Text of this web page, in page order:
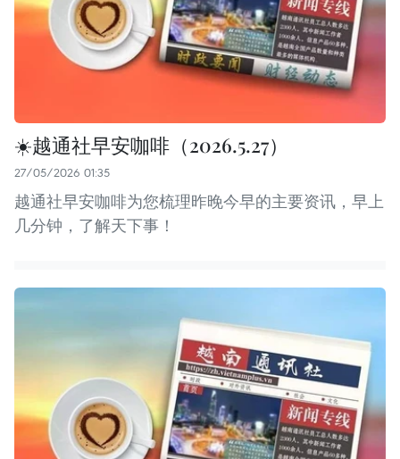
☀️越通社早安咖啡（2026.5.27）
27/05/2026 01:35
越通社早安咖啡为您梳理昨晚今早的主要资讯，早上
几分钟，了解天下事！